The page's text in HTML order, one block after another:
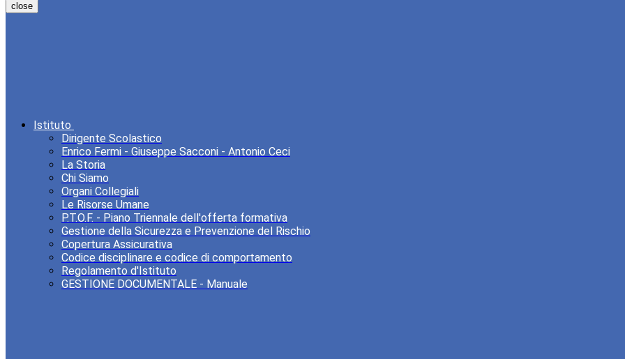
close
Istituto
Dirigente Scolastico
Enrico Fermi - Giuseppe Sacconi - Antonio Ceci
La Storia
Chi Siamo
Organi Collegiali
Le Risorse Umane
P.T.O.F. - Piano Triennale dell'offerta formativa
Gestione della Sicurezza e Prevenzione del Rischio
Copertura Assicurativa
Codice disciplinare e codice di comportamento
Regolamento d'Istituto
GESTIONE DOCUMENTALE - Manuale